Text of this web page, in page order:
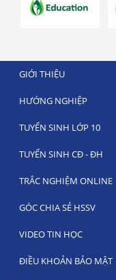
GIỚI THIỆU
HƯỚNG NGHIỆP
TUYỂN SINH LỚP 10
TUYỂN SINH CĐ - ĐH
TRẮC NGHIỆM ONLINE
GÓC CHIA SẺ HSSV
VIDEO TIN HỌC
ĐIỀU KHOẢN BẢO MẬT